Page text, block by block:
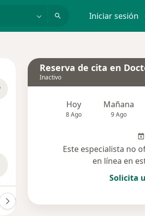
Iniciar sesión
Reserva de cita en
Inactivo
Hoy
8 Ago
Mañana
9 Ago
Este especialista no
en línea en
Solicita